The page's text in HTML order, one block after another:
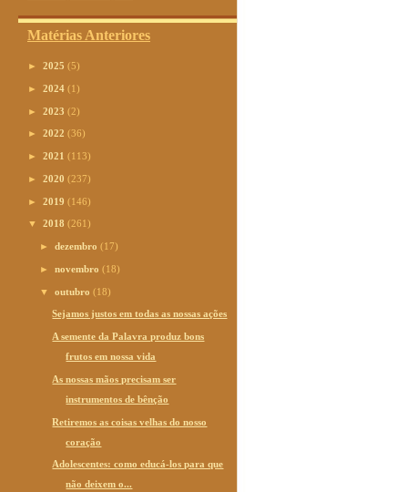
Matérias Anteriores
► 2025 (5)
► 2024 (1)
► 2023 (2)
► 2022 (36)
► 2021 (113)
► 2020 (237)
► 2019 (146)
▼ 2018 (261)
►dezembro(17)
►novembro(18)
▼outubro(18)
Sejamos justos em todas as nossas ações
A semente da Palavra produz bons
frutos em nossa vida
As nossas mãos precisam ser
instrumentos de bênção
Retiremos as coisas velhas do nosso
coração
Adolescentes: como educá-los para que
não deixem o...